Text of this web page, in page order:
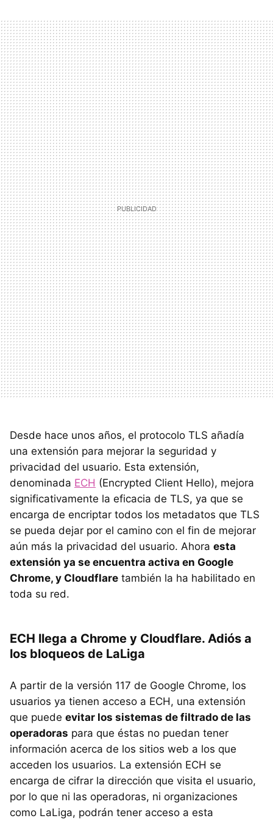
Desde hace unos años, el protocolo TLS añadía
una extensión para mejorar la seguridad y
privacidad del usuario. Esta extensión,
denominada ECH (Encrypted Client Hello), mejora
significativamente la eficacia de TLS, ya que se
encarga de encriptar todos los metadatos que TLS
se pueda dejar por el camino con el fin de mejorar
aún más la privacidad del usuario. Ahora esta
extensión ya se encuentra activa en Google
Chrome, y Cloudflare también la ha habilitado en
toda su red.
ECH llega a Chrome y Cloudflare. Adiós a
los bloqueos de LaLiga
A partir de la versión 117 de Google Chrome, los
usuarios ya tienen acceso a ECH, una extensión
que puede evitar los sistemas de filtrado de las
operadoras para que éstas no puedan tener
información acerca de los sitios web a los que
acceden los usuarios. La extensión ECH se
encarga de cifrar la dirección que visita el usuario,
por lo que ni las operadoras, ni organizaciones
como LaLiga, podrán tener acceso a esta